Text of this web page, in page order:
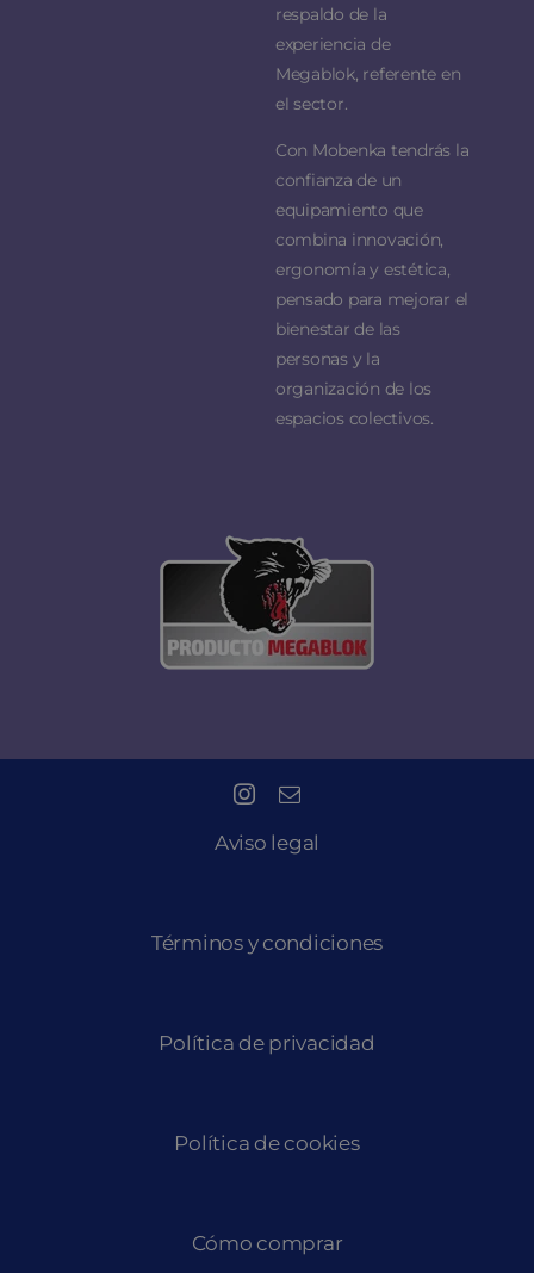
respaldo de la
experiencia de
Megablok, referente en
el sector.
Con Mobenka tendrás la
confianza de un
equipamiento que
combina innovación,
ergonomía y estética,
pensado para mejorar el
bienestar de las
personas y la
organización de los
espacios colectivos.
Aviso legal
Términos y condiciones
Política de privacidad
Política de cookies
Cómo comprar